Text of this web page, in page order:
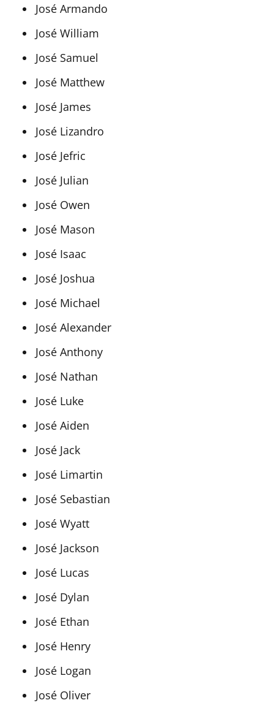
José Armando
José William
José Samuel
José Matthew
José James
José Lizandro
José Jefric
José Julian
José Owen
José Mason
José Isaac
José Joshua
José Michael
José Alexander
José Anthony
José Nathan
José Luke
José Aiden
José Jack
José Limartin
José Sebastian
José Wyatt
José Jackson
José Lucas
José Dylan
José Ethan
José Henry
José Logan
José Oliver